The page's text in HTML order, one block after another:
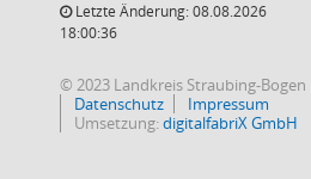
Letzte Änderung: 08.08.2026
18:00:36
© 2023 Landkreis Straubing-Bogen
Datenschutz
Impressum
Umsetzung:digitalfabriX GmbH